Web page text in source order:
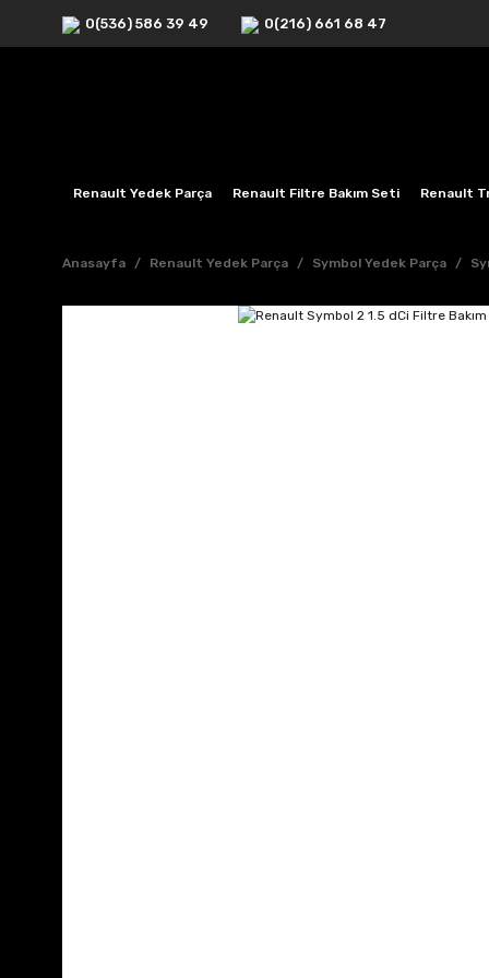
0(536) 586 39 49 0(216) 661 68 47
Renault Yedek Parça Renault Filtre Bakım Seti Renault
Anasayfa Renault Yedek Parça Symbol Yedek Parça